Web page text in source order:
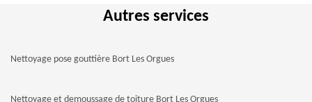
Autres services
Nettoyage pose gouttière Bort Les Orgues
Nettoyage et demoussage de toiture Bort Les Orgues